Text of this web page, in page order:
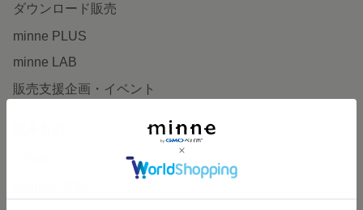
ダウンロード販売
minne PLUS
minne LAB
販売支援企画・イベント
minneとものづくりと